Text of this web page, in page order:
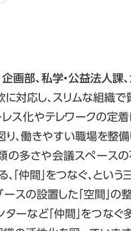
画部、私学・公益法人課
対応し、スリムな組織
レス化やテレワークの定
、働きやすい職場を整備
多さや会議スペースの
、「仲間」をつなぐ、と
スの設置した「空間」の
ターなど「仲間」をつな